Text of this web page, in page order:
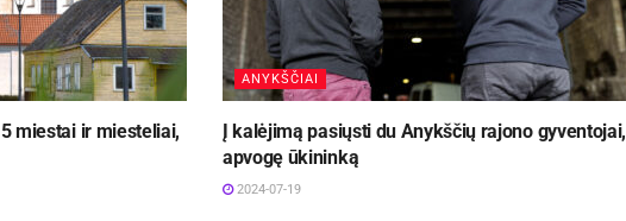
miestai ir miesteliai,
ANYKŠČIAI
Į kalėjimą pasiųsti du Anykščių rajono gyventojai,
apvogę ūkininką
2024-07-19